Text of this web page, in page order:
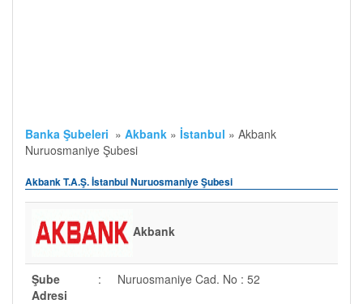
Banka Şubeleri » Akbank » İstanbul » Akbank
Nuruosmaniye Şubesi
Akbank T.A.Ş. İstanbul Nuruosmaniye Şubesi
Akbank
Şube
Adresi
: Nuruosmaniye Cad. No : 52